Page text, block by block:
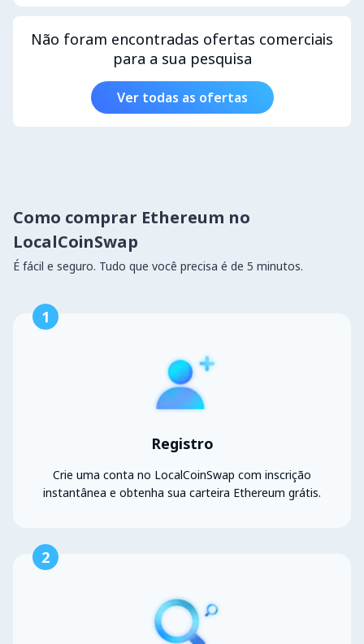
Não foram encontradas ofertas comerciais
para a sua pesquisa
Ver todas as ofertas
Como comprar Ethereum no
LocalCoinSwap
É fácil e seguro. Tudo que você precisa é de 5 minutos.
1
Registro
Crie uma conta no LocalCoinSwap com inscrição
instantânea e obtenha sua carteira Ethereum grátis.
2